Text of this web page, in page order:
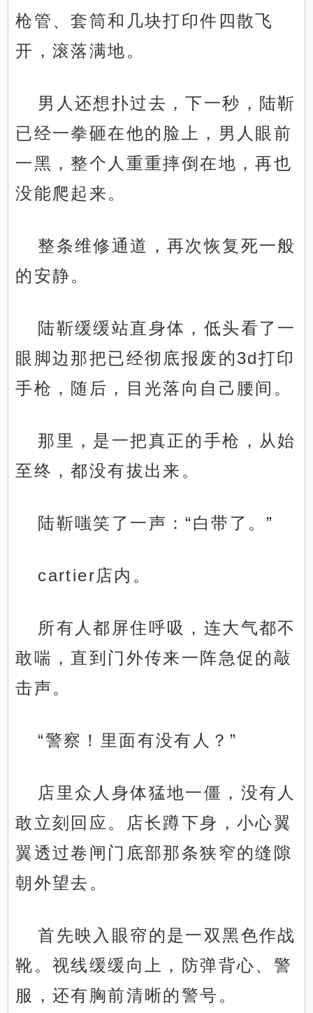
枪管、套筒和几块打印件四散飞
开，滚落满地。
男人还想扑过去，下一秒，陆靳
已经一拳砸在他的脸上，男人眼前
一黑，整个人重重摔倒在地，再也
没能爬起来。
整条维修通道，再次恢复死一般
的安静。
陆靳缓缓站直身体，低头看了一
眼脚边那把已经彻底报废的3d打印
手枪，随后，目光落向自己腰间。
那里，是一把真正的手枪，从始
至终，都没有拔出来。
陆靳嗤笑了一声：“白带了。”
cartier店内。
所有人都屏住呼吸，连大气都不
敢喘，直到门外传来一阵急促的敲
击声。
“警察！里面有没有人？”
店里众人身体猛地一僵，没有人
敢立刻回应。店长蹲下身，小心翼
翼透过卷闸门底部那条狭窄的缝隙
朝外望去。
首先映入眼帘的是一双黑色作战
靴。视线缓缓向上，防弹背心、警
服，还有胸前清晰的警号。